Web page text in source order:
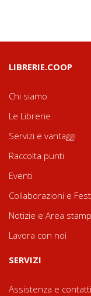
LIBRERIE.COOP
Chi siamo
Le Librerie
Servizi e vantaggi
Raccolta punti
Eventi
Collaborazioni e
Notizie e Area
Lavora con noi
SERVIZI
Assistenza e contatti